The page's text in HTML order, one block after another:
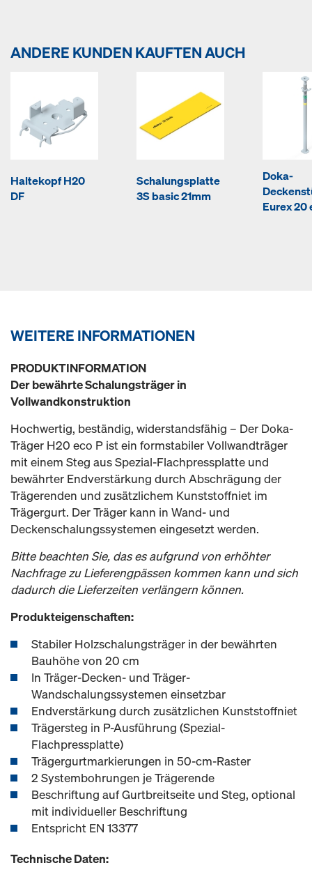
ANDERE KUNDEN KAUFTEN AUCH
Haltekopf H20
DF
Schalungsplatte
3S basic 21mm
Doka-
Eurex 20
WEITERE INFORMATIONEN
PRODUKTINFORMATION
Der bewährte Schalungsträger in
Vollwandkonstruktion
Hochwertig, beständig, widerstandsfähig – Der Doka-
Träger H20 eco P ist ein formstabiler Vollwandträger
mit einem Steg aus Spezial-Flachpressplatte und
bewährter Endverstärkung durch Abschrägung der
Trägerenden und zusätzlichem Kunststoffniet im
Trägergurt. Der Träger kann in Wand- und
Deckenschalungssystemen eingesetzt werden.
Bitte beachten Sie, das es aufgrund von erhöhter
Nachfrage zu Lieferengpässen kommen kann und sich
dadurch die Lieferzeiten verlängern können.
Produkteigenschaften:
Stabiler Holzschalungsträger in der bewährten
Bauhöhe von 20 cm
In Träger-Decken- und Träger-
Wandschalungssystemen einsetzbar
Endverstärkung durch zusätzlichen Kunststoffniet
Trägersteg in P-Ausführung (Spezial-
Flachpressplatte)
Trägergurtmarkierungen in 50-cm-Raster
2 Systembohrungen je Trägerende
Beschriftung auf Gurtbreitseite und Steg, optional
mit individueller Beschriftung
Entspricht EN 13377
Technische Daten: